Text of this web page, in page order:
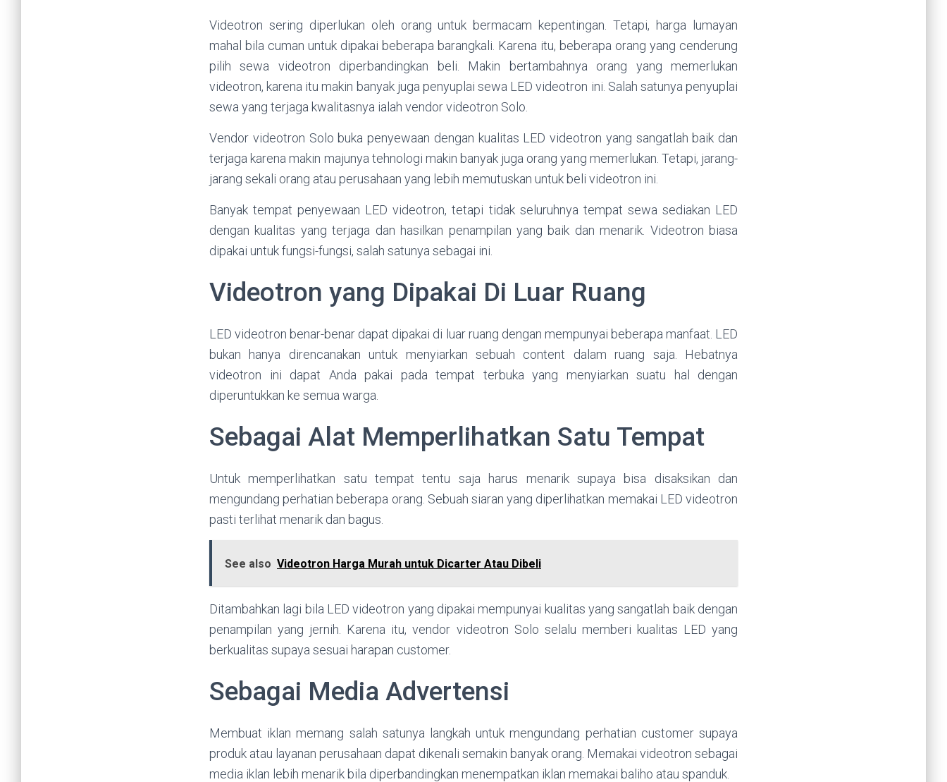
Videotron sering diperlukan oleh orang untuk bermacam kepentingan. Tetapi, harga lumayan
mahal bila cuman untuk dipakai beberapa barangkali. Karena itu, beberapa orang yang cenderung
pilih sewa videotron diperbandingkan beli. Makin bertambahnya orang yang memerlukan
videotron, karena itu makin banyak juga penyuplai sewa LED videotron ini. Salah satunya penyuplai
sewa yang terjaga kwalitasnya ialah vendor videotron Solo.
Vendor videotron Solo buka penyewaan dengan kualitas LED videotron yang sangatlah baik dan
terjaga karena makin majunya tehnologi makin banyak juga orang yang memerlukan. Tetapi, jarang-
jarang sekali orang atau perusahaan yang lebih memutuskan untuk beli videotron ini.
Banyak tempat penyewaan LED videotron, tetapi tidak seluruhnya tempat sewa sediakan LED
dengan kualitas yang terjaga dan hasilkan penampilan yang baik dan menarik. Videotron biasa
dipakai untuk fungsi-fungsi, salah satunya sebagai ini.
Videotron yang Dipakai Di Luar Ruang
LED videotron benar-benar dapat dipakai di luar ruang dengan mempunyai beberapa manfaat. LED
bukan hanya direncanakan untuk menyiarkan sebuah content dalam ruang saja. Hebatnya
videotron ini dapat Anda pakai pada tempat terbuka yang menyiarkan suatu hal dengan
diperuntukkan ke semua warga.
Sebagai Alat Memperlihatkan Satu Tempat
Untuk memperlihatkan satu tempat tentu saja harus menarik supaya bisa disaksikan dan
mengundang perhatian beberapa orang. Sebuah siaran yang diperlihatkan memakai LED videotron
pasti terlihat menarik dan bagus.
See also Videotron Harga Murah untuk Dicarter Atau Dibeli
Ditambahkan lagi bila LED videotron yang dipakai mempunyai kualitas yang sangatlah baik dengan
penampilan yang jernih. Karena itu, vendor videotron Solo selalu memberi kualitas LED yang
berkualitas supaya sesuai harapan customer.
Sebagai Media Advertensi
Membuat iklan memang salah satunya langkah untuk mengundang perhatian customer supaya
produk atau layanan perusahaan dapat dikenali semakin banyak orang. Memakai videotron sebagai
media iklan lebih menarik bila diperbandingkan menempatkan iklan memakai baliho atau spanduk.